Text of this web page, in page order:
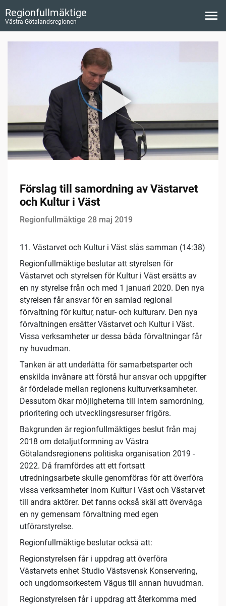
Regionfullmäktige
Västra Götalandsregionen
Förslag till samordning av Västarvet
och Kultur i Väst
Regionfullmäktige 28 maj 2019
11. Västarvet och Kultur i Väst slås samman (14:38)
Regionfullmäktige beslutar att styrelsen för
Västarvet och styrelsen för Kultur i Väst ersätts av
en ny styrelse från och med 1 januari 2020. Den nya
styrelsen får ansvar för en samlad regional
förvaltning för kultur, natur- och kulturarv. Den nya
förvaltningen ersätter Västarvet och Kultur i Väst.
Vissa verksamheter ur dessa båda förvaltningar får
ny huvudman.
Tanken är att underlätta för samarbetsparter och
enskilda invånare att förstå hur ansvar och uppgifter
är fördelade mellan regionens kulturverksamheter.
Dessutom ökar möjligheterna till intern samordning,
prioritering och utvecklingsresurser frigörs.
Bakgrunden är regionfullmäktiges beslut från maj
2018 om detaljutformning av Västra
Götalandsregionens politiska organisation 2019 -
2022. Då framfördes att ett fortsatt
utredningsarbete skulle genomföras för att överföra
vissa verksamheter inom Kultur i Väst och Västarvet
till andra aktörer. Det fanns också skäl att överväga
en ny gemensam förvaltning med egen
utförarstyrelse.
Regionfullmäktige beslutar också att:
Regionstyrelsen får i uppdrag att överföra
Västarvets enhet Studio Västsvensk Konservering,
och ungdomsorkestern Vägus till annan huvudman.
Regionstyrelsen får i uppdrag att återkomma med